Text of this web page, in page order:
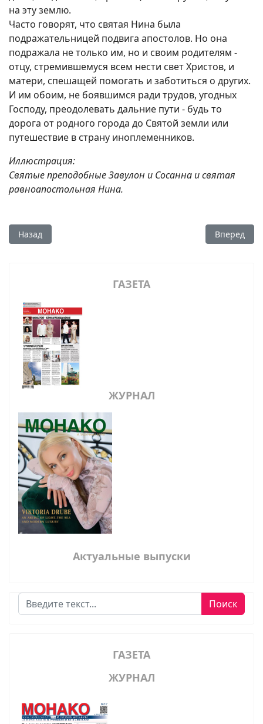
на эту землю.
Часто говорят, что святая Нина была
подражательницей подвига апостолов. Но она
подражала не только им, но и своим родителям -
отцу, стремившемуся всем нести свет Христов, и
матери, спешащей помогать и заботиться о других.
И им обоим, не боявшимся ради трудов, угодных
Господу, преодолевать дальние пути - будь то
дорога от родного города до Святой земли или
путешествие в страну иноплеменников.
Иллюстрация:
Святые преподобные Завулон и Сосанна и святая
равноапостольная Нина.
Предыдущий: Три факта о Дне всех святых
Назад Вперед
ГАЗЕТА
ЖУРНАЛ
Актуальные выпуски
Поиск Поиск
ГАЗЕТА
ЖУРНАЛ